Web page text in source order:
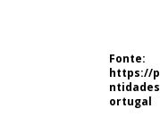
Fonte:
https://
ortugal